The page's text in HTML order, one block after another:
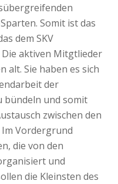
Somit ist das
dem SKV
aktiven Mitgtlieder
alt. Sie haben es sich
der
bündeln und somit
zwischen den
Vordergrund
die von den
und
die Kleinsten des